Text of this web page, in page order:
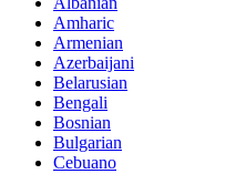
Amharic
Armenian
Azerbaijani
Belarusian
Bengali
Bosnian
Bulgarian
Cebuano